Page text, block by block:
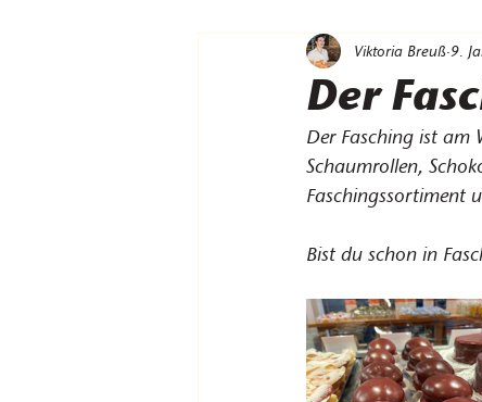
Der
Viktoria Breuß 9.
Der Fasching ist am
Schaumrollen,
Faschingssortiment
Bist du schon in